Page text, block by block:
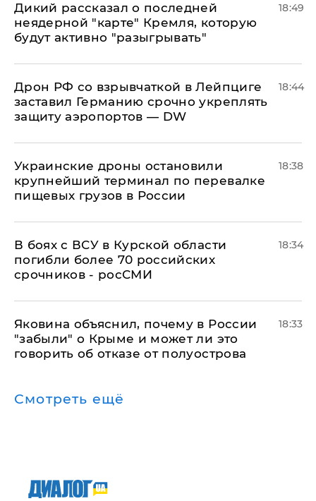
Дикий рассказал о последней
неядерной "карте" Кремля, которую
будут активно "разыгрывать"
18:49
​Дрон РФ со взрывчаткой в Лейпциге
заставил Германию срочно укреплять
защиту аэропортов — DW
18:44
Украинские дроны остановили
крупнейший терминал по перевалке
пищевых грузов в России
18:38
В боях с ВСУ в Курской области
погибли более 70 российских
срочников - росСМИ
18:34
Яковина объяснил, почему в России
"забыли" о Крыме и может ли это
говорить об отказе от полуострова
18:33
Смотреть ещё